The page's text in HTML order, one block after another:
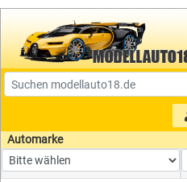
Automarke